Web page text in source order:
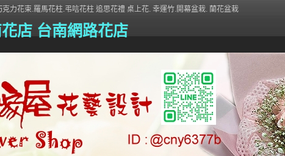
店 台南網路花店
力花束.羅馬花柱.弔唁花柱 追思花禮 桌上花. 幸運竹.開幕盆栽. 蘭花盆栽